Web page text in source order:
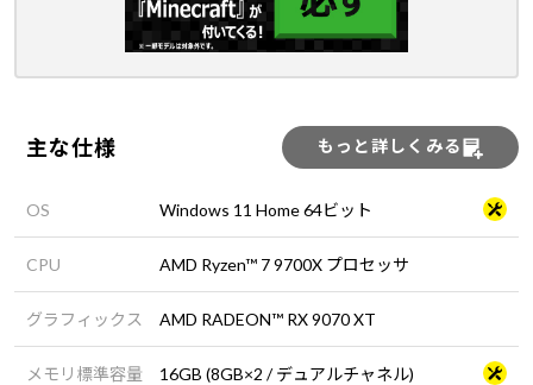
主な仕様 もっと詳しくみる
OS Windows 11 Home 64ビット
CPU AMD Ryzen™ 7 9700X プロセッサ
グラフィックス AMD RADEON™ RX 9070 XT
メモリ標準容量 16GB (8GB×2 / デュアルチャネル)